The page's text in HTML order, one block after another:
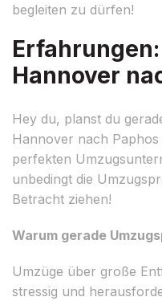
begleiten zu dürfen!
Hannover
Hey du, planst du
Hannover nach
perfekten
unbedingt die
Betracht ziehen!
Warum gerade
Umzüge über große
stressig und